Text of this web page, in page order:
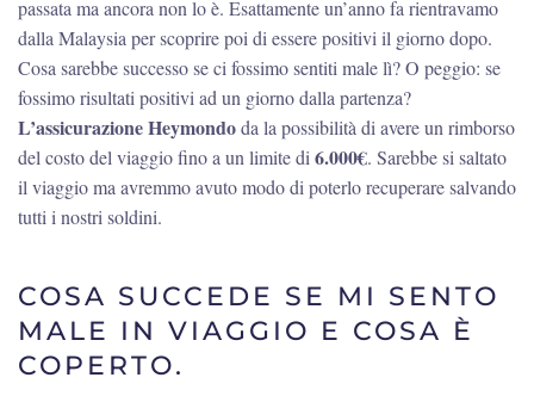
passata ma ancora non lo è. Esattamente un’anno fa rientravamo
dalla Malaysia per scoprire poi di essere positivi il giorno dopo.
Cosa sarebbe successo se ci fossimo sentiti male lì? O peggio: se
fossimo risultati positivi ad un giorno dalla partenza?
L’assicurazione Heymondoda la possibilità di avere un rimborso
del costo del viaggio fino a un limite di 6.000€. Sarebbe si saltato
il viaggio ma avremmo avuto modo di poterlo recuperare salvando
tutti i nostri soldini.
COSA SUCCEDE SE MI SENTO
MALE IN VIAGGIO E COSA È
COPERTO.